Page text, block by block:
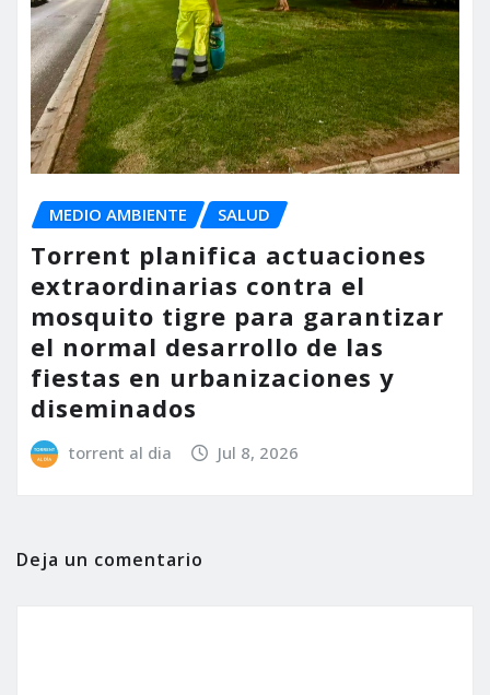
MEDIO AMBIENTE SALUD
Torrent planifica actuaciones
extraordinarias contra el
mosquito tigre para garantizar
el normal desarrollo de las
fiestas en urbanizaciones y
diseminados
torrent al dia Jul 8, 2026
Deja un comentario